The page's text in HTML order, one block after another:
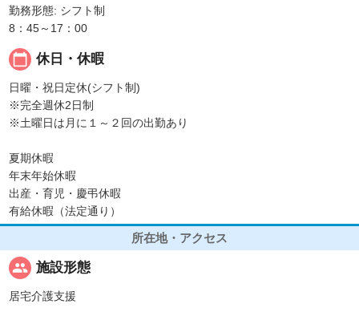
勤務形態: シフト制
8：45～17：00
calendar_today 休日・休暇
日曜・祝日定休(シフト制)
※完全週休2日制
※土曜日は月に１～２回の出勤あり
夏期休暇
年末年始休暇
出産・育児・慶弔休暇
有給休暇（法定通り）
所在地・アクセス
people 施設形態
居宅介護支援